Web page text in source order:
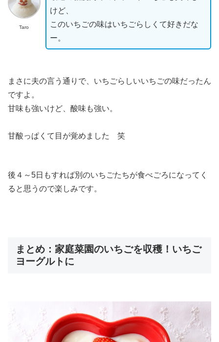
Taro
けど、
このいちごの味はいちごらしくて好きだな
ー。
まさに夫の言う通りで、いちごらしいいちごの味だったん
ですよ。
甘味も強いけど、酸味も強い。
甘酸っぱくて目が覚めました 笑
後４～5日もすれば別のいちごたちが食べごろになってく
ると思うので楽しみです。
まとめ：家庭菜園のいちごを収穫！いちご
ヨーグルトに